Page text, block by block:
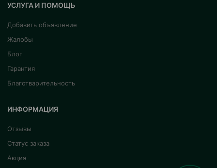
УСЛУГА И ПОМОЩЬ
Добавить объявление
Жалобы
Блог
Гарантия
Благотварительность
ИНФОРМАЦИЯ
Отзывы
Статус заказа
Акция